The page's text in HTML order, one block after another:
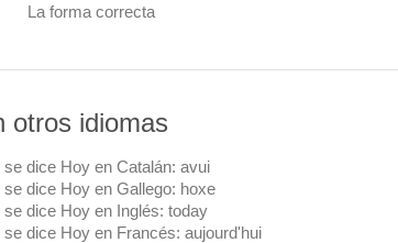
La forma correcta
otros idiomas
dice Hoy en Catalán: avui
dice Hoy en Gallego: hoxe
dice Hoy en Inglés: today
se dice Hoy en Francés: aujourd'hui